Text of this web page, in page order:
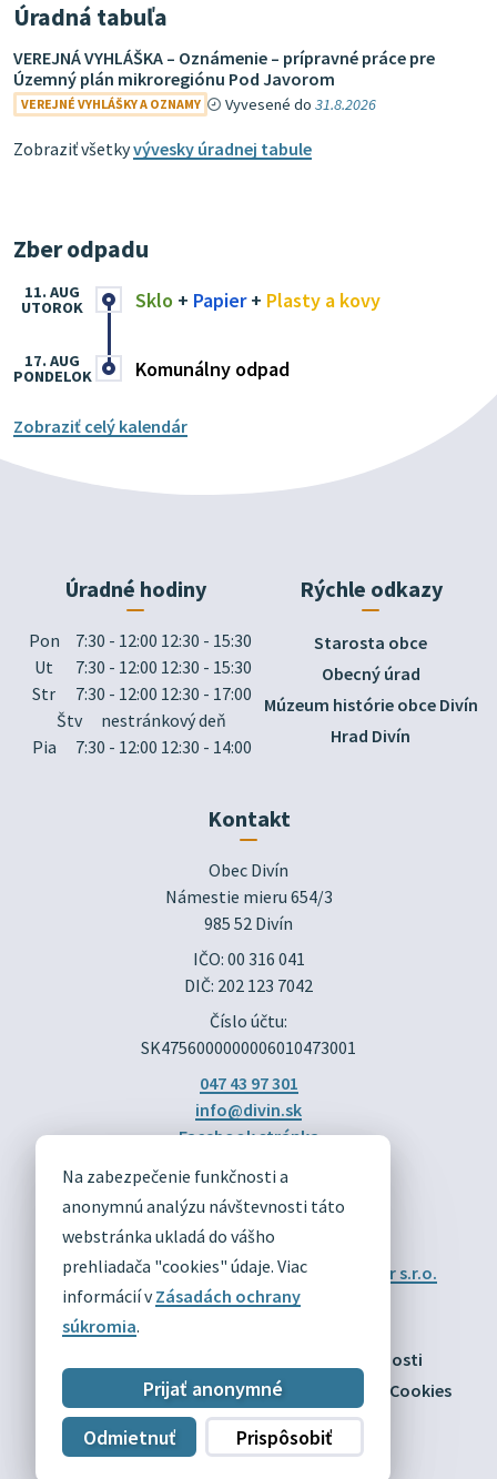
Na zabezpečenie funkčnosti a
anonymnú analýzu návštevnosti táto
webstránka ukladá do vášho
prehliadača "cookies" údaje. Viac
informácií vZásadách ochrany
súkromia.
Prijať anonymné
Odmietnuť
Prispôsobiť
Úradná tabuľa
VEREJNÁ VYHLÁŠKA – Oznámenie – prípravné práce pre
Územný plán mikroregiónu Pod Javorom
VEREJNÉ VYHLÁŠKY A OZNAMY Vyvesené do31.8.2026
Zobraziť všetkyvývesky úradnej tabule
Zber odpadu
Sklo + Papier+ Plasty a kovy
11. AUG
UTOROK
Komunálny odpad
17. AUG
PONDELOK
Zobraziť celý kalendár
DIVÍN
OFICIÁLNE STRÁNKY
Technický prevádzkovateľ:Alphabet partner s.r.o.
Správca obsahu:Obec Divín
Posledná aktualizácia:
Vyhlásenie o prístupnosti
Zásady ochrany osobných údajov
Nastaviť Cookies
Úradné hodiny
Pon
7:30 - 12:00 12:30 - 15:30
Ut
7:30 - 12:00 12:30 - 15:30
Str
7:30 - 12:00 12:30 - 17:00
Štv
nestránkový deň
Pia
7:30 - 12:00 12:30 - 14:00
Rýchle odkazy
Starosta obce
Obecný úrad
Múzeum histórie obce Divín
Hrad Divín
Kontakt
Obec Divín
Námestie mieru 654/3
985 52 Divín
IČO: 00 316 041
DIČ: 202 123 7042
Číslo účtu:
SK4756000000006010473001
047 43 97 301
info@divin.sk
Facebook stránka